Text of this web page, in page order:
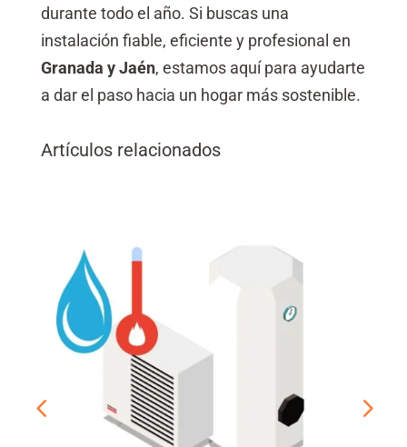
durante todo el año. Si buscas una
instalación fiable, eficiente y profesional en
Granada y Jaén, estamos aquí para ayudarte
a dar el paso hacia un hogar más sostenible.
Artículos relacionados